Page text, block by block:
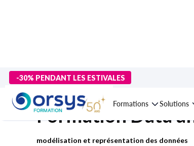
-30% PENDANT LES ESTIVALES
Formations Solutions
> Formations>Technologies numériques
Formation Data
modélisation et représentation des données